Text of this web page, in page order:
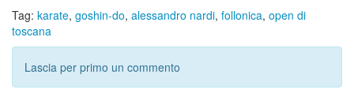
Tag: karate, goshin-do, alessandro nardi, follonica, open di
toscana
Lascia per primo un commento